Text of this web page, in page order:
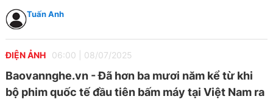
Tuấn Anh
ĐIỆN ẢNH 06:00 08/07/2025
Baovannghe.vn - Đã hơn ba mươi năm kể từ khi
bộ phim quốc tế đầu tiên bấm máy tại Việt Nam ra